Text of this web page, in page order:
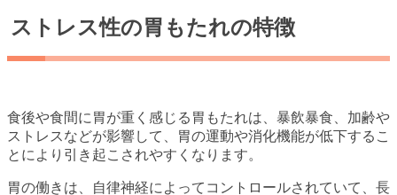
ストレス性の胃もたれの特徴
食後や食間に胃が重く感じる胃もたれは、暴飲暴食、加齢や
ストレスなどが影響して、胃の運動や消化機能が低下するこ
とにより引き起こされやすくなります。
胃の働きは、自律神経によってコントロールされていて、長